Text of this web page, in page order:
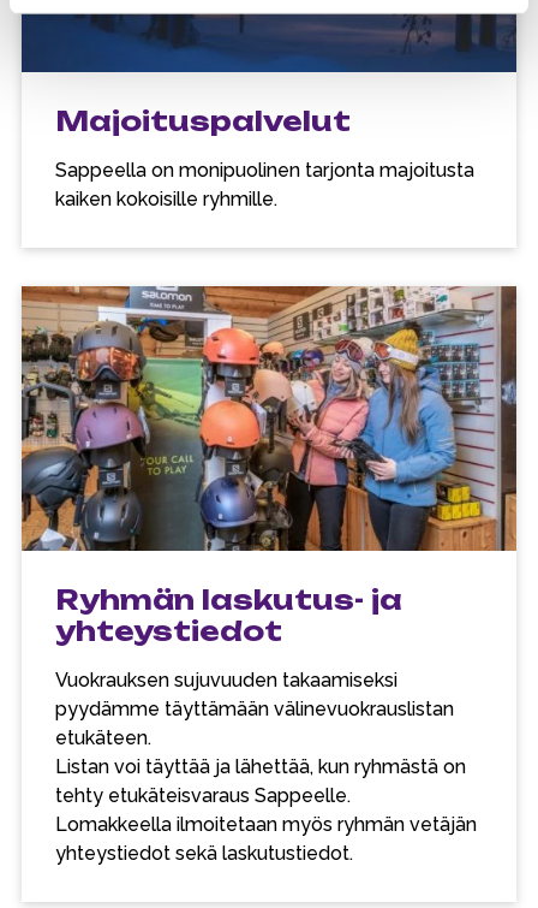
Majoituspalvelut
Sappeella on monipuolinen tarjonta majoitusta
kaiken kokoisille ryhmille.
Ryhmän laskutus- ja
yhteystiedot
Vuokrauksen sujuvuuden takaamiseksi
pyydämme täyttämään välinevuokrauslistan
etukäteen.
Listan voi täyttää ja lähettää, kun ryhmästä on
tehty etukäteisvaraus Sappeelle.
Lomakkeella ilmoitetaan myös ryhmän vetäjän
yhteystiedot sekä laskutustiedot.